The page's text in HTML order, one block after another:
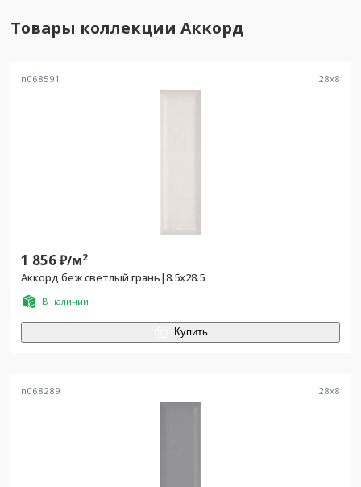
Товары коллекции Аккорд
n068591 28x8
1 856₽/м2
Аккорд беж светлый грань|8.5x28.5
В наличии
Купить
n068289 28x8